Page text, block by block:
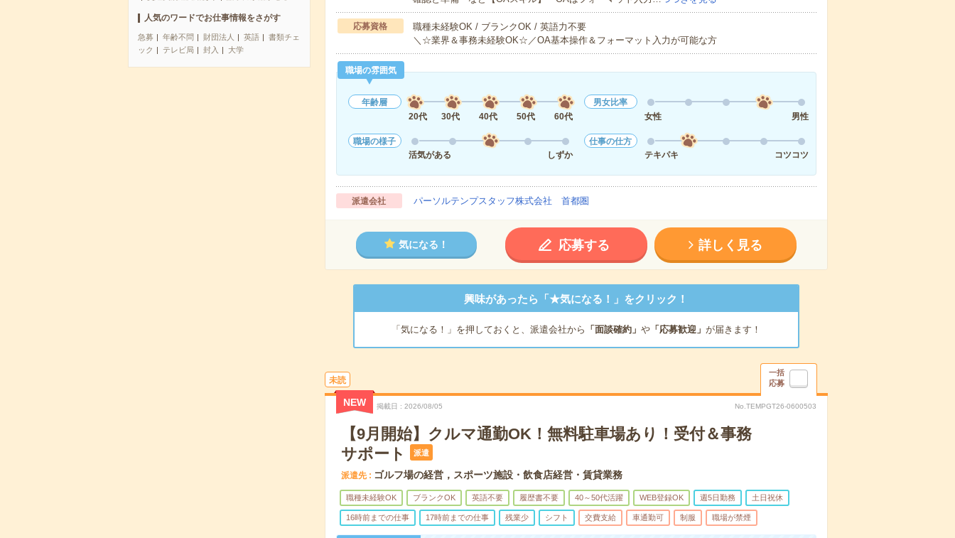
人気のワードでお仕事情報をさがす
急募 年齢不問 財団法人 英語
書類チェ
ック
テレビ局 封入 大学
応募資格
職種未経験OK / ブランクOK / 英語力不要
＼☆業界＆事務未経験OK☆／OA基本操作＆フォーマット入力が可能な方
職場の雰囲気
年齢層
20代
30代 40代 50代 60代
男女比率
女性
男性
職場の様子
活気がある
しずか
仕事の仕方
テキパキ
コツコツ
派遣会社 パーソルテンプスタッフ株式会社 首都圏
気になる！ 応募する 詳しく見る
興味があったら「★気になる！」をクリック！
「気になる！」を押しておくと、派遣会社から 「面談確約」 や「応募歓迎」 が届きます！
未読
一括
応募
NEW 掲載日 2026/08/05 No.TEMPGT26-0600503
【9月開始】クルマ通勤OK！無料駐車場あり！受付＆事務
サポート
派遣
派遣先 ゴルフ場の経営，スポーツ施設・飲食店経営・賃貸業務
職種未経験OK ブランクOK 英語不要 履歴書不要 40～50代活躍 WEB登録OK 週5日勤務 土日祝休
16時前までの仕事 17時前までの仕事 残業少 シフト 交費支給 車通勤可 制服 職場が禁煙